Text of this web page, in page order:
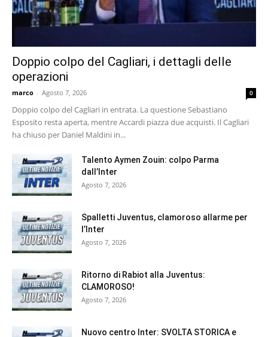
Doppio colpo del Cagliari, i dettagli delle
operazioni
marco - Agosto 7, 2026 0
Doppio colpo del Cagliari in entrata. La questione Sebastiano
Esposito resta aperta, mentre Accardi piazza due acquisti. Il Cagliari
ha chiuso per Daniel Maldini in...
Talento Aymen Zouin: colpo Parma
dall’Inter
Agosto 7, 2026
Spalletti Juventus, clamoroso allarme per
l’Inter
Agosto 7, 2026
Ritorno di Rabiot alla Juventus:
CLAMOROSO!
Agosto 7, 2026
Nuovo centro Inter: SVOLTA STORICA e